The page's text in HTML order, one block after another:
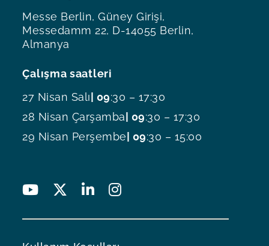
Messe Berlin, Güney Girişi,
Messedamm 22, D-14055 Berlin,
Almanya
Çalışma saatleri
27 Nisan Salı| 09:30 – 17:30
28 Nisan Çarşamba| 09:30 – 17:30
29 Nisan Perşembe| 09:30 – 15:00